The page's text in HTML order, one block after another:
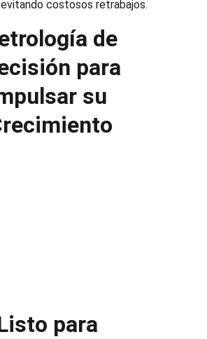
costosos retrabajos.
de
para
su
para